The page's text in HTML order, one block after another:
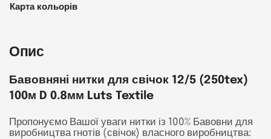
Карта кольорів
Опис
Бавовняні нитки для свічок 12/5 (250tex)
100м D 0.8мм Luts Textile
Пропонуємо Вашої уваги нитки із 100% Бавовни для
виробництва гнотів (свічок) власного виробництва: